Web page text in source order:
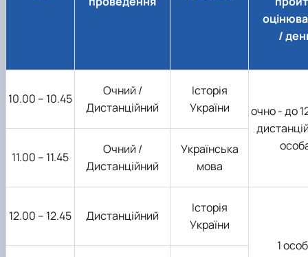
/
10.00 – 10.45
Очний /
Дистанційний
Історія
України
очно - до
11.00 – 11.45
Очний /
Дистанційний
Українська
мова
12.00 – 12.45 Дистанційний
Історія
України
1